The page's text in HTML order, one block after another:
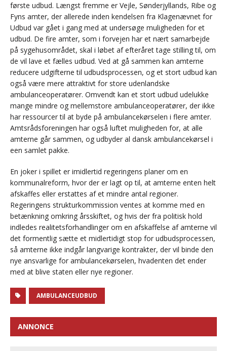
første udbud. Længst fremme er Vejle, Sønderjyllands, Ribe og
Fyns amter, der allerede inden kendelsen fra Klagenævnet for
Udbud var gået i gang med at undersøge muligheden for et
udbud. De fire amter, som i forvejen har et nært samarbejde
på sygehusområdet, skal i løbet af efteråret tage stilling til, om
de vil lave et fælles udbud. Ved at gå sammen kan amterne
reducere udgifterne til udbudsprocessen, og et stort udbud kan
også være mere attraktivt for store udenlandske
ambulanceoperatører. Omvendt kan et stort udbud udelukke
mange mindre og mellemstore ambulanceoperatører, der ikke
har ressourcer til at byde på ambulancekørselen i flere amter.
Amtsrådsforeningen har også luftet muligheden for, at alle
amterne går sammen, og udbyder al dansk ambulancekørsel i
een samlet pakke.
En joker i spillet er imidlertid regeringens planer om en
kommunalreform, hvor der er lagt op til, at amterne enten helt
afskaffes eller erstattes af et mindre antal regioner.
Regeringens strukturkommission ventes at komme med en
betænkning omkring årsskiftet, og hvis der fra politisk hold
indledes realitetsforhandlinger om en afskaffelse af amterne vil
det formentlig sætte et midlertidigt stop for udbudsprocessen,
så amterne ikke indgår langvarige kontrakter, der vil binde den
nye ansvarlige for ambulancekørselen, hvadenten det ender
med at blive staten eller nye regioner.
AMBULANCEUDBUD
ANNONCE